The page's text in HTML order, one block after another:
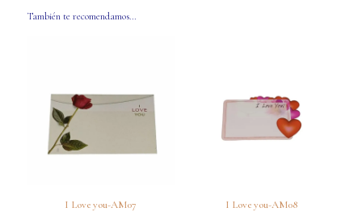
También te recomendamos…
I Love you-AM07 I Love you-AM08